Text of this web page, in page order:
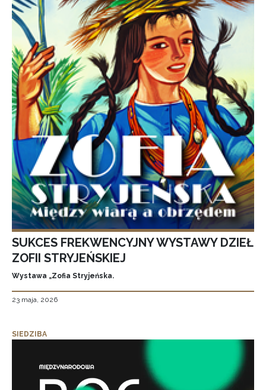
SUKCES FREKWENCYJNY WYSTAWY DZIEŁ
ZOFII STRYJEŃSKIEJ
Wystawa „Zofia Stryjeńska.
23 maja, 2026
SIEDZIBA